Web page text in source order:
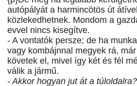
autópályát a harmincötös út
közlekedhetnek. Mondom a
evvel nincs kisegítve.
- A vontatók persze; de ha
vagy kombájnnal megyek rá,
követek el, mivel így két és fél
válik a jármű.
- Akkor hogyan jut át a túloldalra?